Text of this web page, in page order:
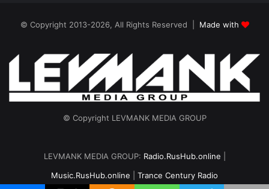
© Copyright 2013-2026, All Rights Reserved | Made with
© Copyright LEVMANK MEDIA GROUP
LEVMANK MEDIA GROUP: Radio.RusHub.online
Music.RusHub.online
Trance Century Radio